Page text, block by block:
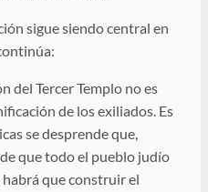
sigue siendo central en
del Tercer Templo no es
de los exiliados. Es
se desprende que,
que todo el pueblo judío
que construir el